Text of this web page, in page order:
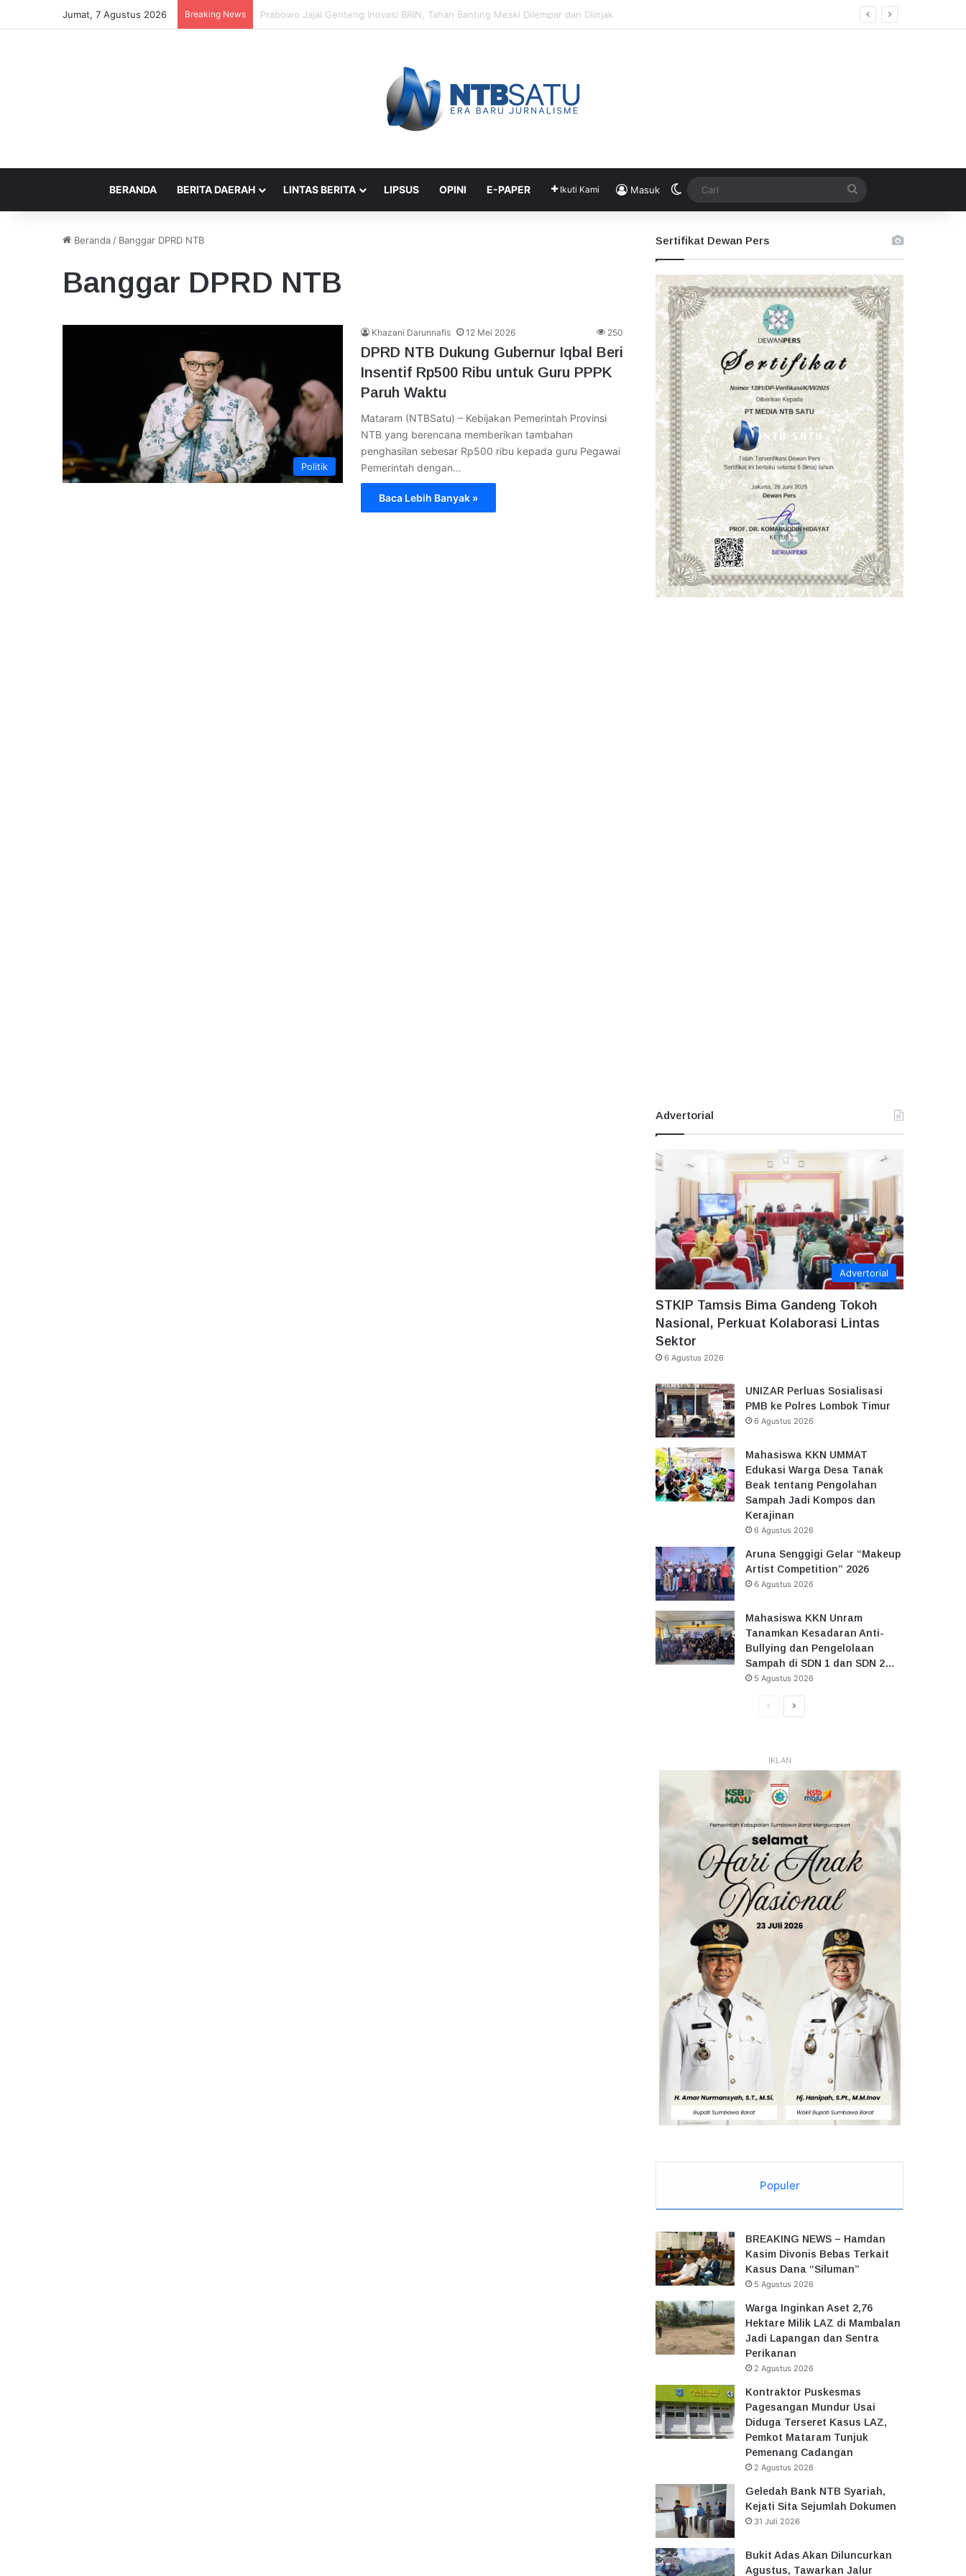
Jumat, 7 Agustus 2026 Breaking News Pemprov NTB Segera Terapkan Manajemen Talenta, Pengisian Jabatan Tak Lagi Andalkan Seleksi Terbuka
BERANDA BERITA DAERAH LINTAS BERITA LIPSUS OPINI E-PAPER Ikuti Kami Masuk Switch skin
Beranda / Banggar DPRD NTB
Banggar DPRD NTB
Politik
Khazani Darunnafis 12 Mei 2026 250
DPRD NTB Dukung Gubernur Iqbal Beri
Insentif Rp500 Ribu untuk Guru PPPK
Paruh Waktu
Mataram (NTBSatu) – Kebijakan Pemerintah Provinsi
NTB yang berencana memberikan tambahan
penghasilan sebesar Rp500 ribu kepada guru Pegawai
Pemerintah dengan…
Baca Lebih Banyak »
Sertifikat Dewan Pers
Advertorial
Advertorial
STKIP Tamsis Bima Gandeng Tokoh
Nasional, Perkuat Kolaborasi Lintas
Sektor
6 Agustus 2026
UNIZAR Perluas Sosialisasi
PMB ke Polres Lombok Timur
6 Agustus 2026
Mahasiswa KKN UMMAT
Edukasi Warga Desa Tanak
Beak tentang Pengolahan
Sampah Jadi Kompos dan
Kerajinan
6 Agustus 2026
Aruna Senggigi Gelar “Makeup
Artist Competition” 2026
6 Agustus 2026
Mahasiswa KKN Unram
Tanamkan Kesadaran Anti-
Bullying dan Pengelolaan
Sampah di SDN 1 dan SDN 2…
5 Agustus 2026
HalamanHalaman
IKLAN
Populer
BREAKING NEWS – Hamdan
Kasim Divonis Bebas Terkait
Kasus Dana “Siluman”
5 Agustus 2026
Warga Inginkan Aset 2,76
Hektare Milik LAZ di Mambalan
Jadi Lapangan dan Sentra
Perikanan
2 Agustus 2026
Kontraktor Puskesmas
Pagesangan Mundur Usai
Diduga Terseret Kasus LAZ,
Pemkot Mataram Tunjuk
Pemenang Cadangan
2 Agustus 2026
Geledah Bank NTB Syariah,
Kejati Sita Sejumlah Dokumen
31 Juli 2026
Bukit Adas Akan Diluncurkan
Agustus, Tawarkan Jalur